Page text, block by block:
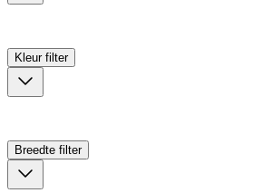
Kleur filter
Breedte filter